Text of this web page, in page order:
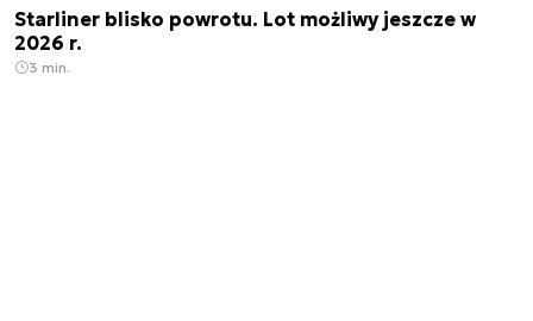
Starliner blisko powrotu. Lot możliwy jeszcze w
2026 r.
3 min.